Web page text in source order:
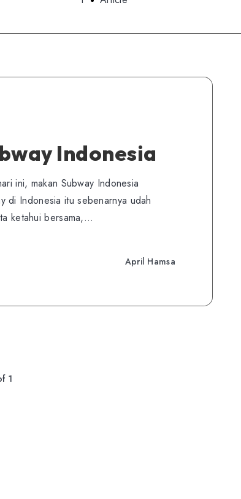
Indonesia
ini, makan Subway Indonesia
di Indonesia itu sebenarnya udah
ketahui bersama,…
April Hamsa
1